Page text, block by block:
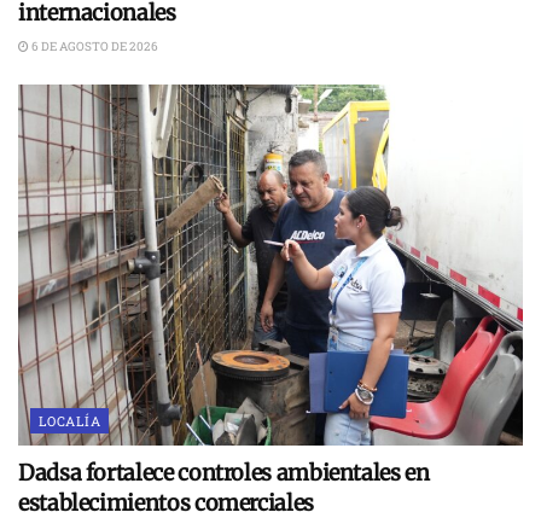
internacionales
6 DE AGOSTO DE 2026
LOCALÍA
Dadsa fortalece controles ambientales en
establecimientos comerciales